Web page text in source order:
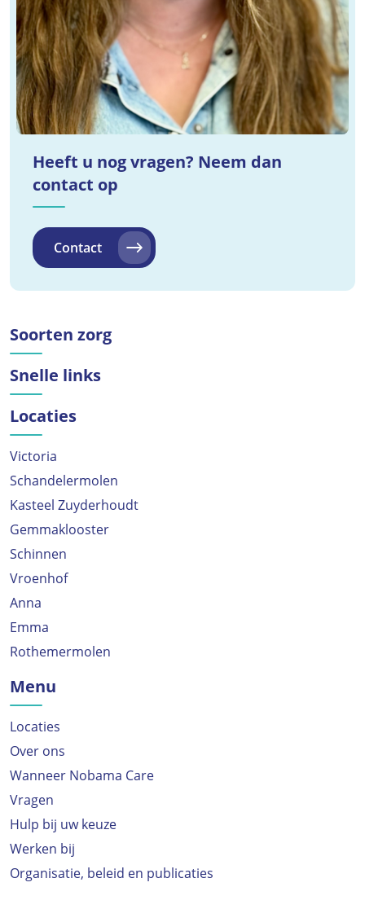
Heeft u nog vragen? Neem dan
contact op
Contact
Soorten zorg
Snelle links
Locaties
Victoria
Schandelermolen
Kasteel Zuyderhoudt
Gemmaklooster
Schinnen
Vroenhof
Anna
Emma
Rothemermolen
Menu
Locaties
Over ons
Wanneer Nobama Care
Vragen
Hulp bij uw keuze
Werken bij
Organisatie, beleid en publicaties